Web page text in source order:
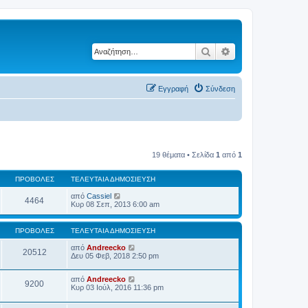
Αναζήτηση
Σύνδεση
Εγγραφή
19 θέματα • Σελίδα 1 από 1
ΠΡΟΒΟΛΈΣ ΤΕΛΕΥΤΑΊΑ ΔΗΜΟΣΊΕΥΣΗ
4464 από Cassiel
Κυρ 08 Σεπ, 2013 6:00 am
ΠΡΟΒΟΛΈΣ ΤΕΛΕΥΤΑΊΑ ΔΗΜΟΣΊΕΥΣΗ
20512 από Andreecko
Δευ 05 Φεβ, 2018 2:50 pm
9200 από Andreecko
Κυρ 03 Ιούλ, 2016 11:36 pm